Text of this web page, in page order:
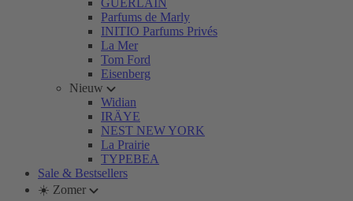
GUERLAIN
Parfums de Marly
INITIO Parfums Privés
La Mer
Tom Ford
Eisenberg
Nieuw
Widian
IRÄYE
NEST NEW YORK
La Prairie
TYPEBEA
Sale & Bestsellers
☀️ Zomer